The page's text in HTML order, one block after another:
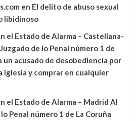
en El delito de abuso sexual
libidinoso
el Estado de Alarma – Castellana-
de lo Penal número 1 de
un acusado de desobediencia por
iglesia y comprar en cualquier
el Estado de Alarma – Madrid Al
Penal número 1 de La Coruña